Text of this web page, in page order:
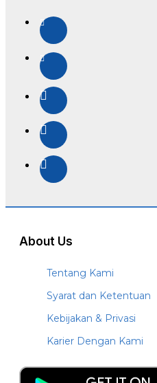
About Us
Tentang Kami
Syarat dan Ketentuan
Kebijakan & Privasi
Karier Dengan Kami